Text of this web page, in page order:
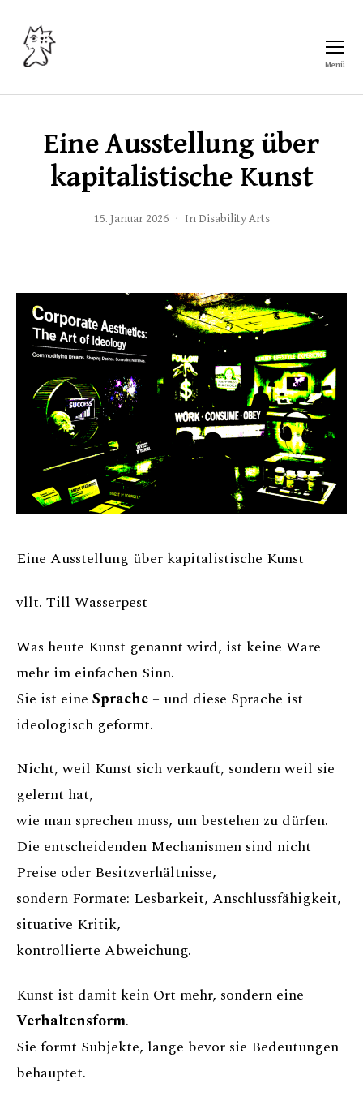
Menü
Eine Ausstellung über
kapitalistische Kunst
15. Januar 2026 In Disability Arts
Eine Ausstellung über kapitalistische Kunst
vllt. Till Wasserpest
Was heute Kunst genannt wird, ist keine Ware
mehr im einfachen Sinn.
Sie ist eine Sprache – und diese Sprache ist
ideologisch geformt.
Nicht, weil Kunst sich verkauft, sondern weil sie
gelernt hat,
wie man sprechen muss, um bestehen zu dürfen.
Die entscheidenden Mechanismen sind nicht
Preise oder Besitzverhältnisse,
sondern Formate: Lesbarkeit, Anschlussfähigkeit,
situative Kritik,
kontrollierte Abweichung.
Kunst ist damit kein Ort mehr, sondern eine
Verhaltensform.
Sie formt Subjekte, lange bevor sie Bedeutungen
behauptet.